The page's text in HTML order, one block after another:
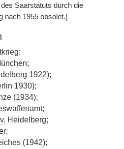
Saarstatuts durch die
nach 1955 obsolet.
1922);
1930);
(1934);
Heidelberg;
(1942);